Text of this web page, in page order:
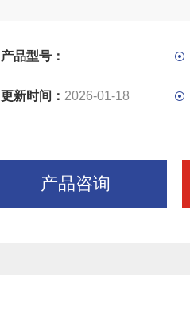
产品型号：
更新时间： 2026-01-18
产品咨询